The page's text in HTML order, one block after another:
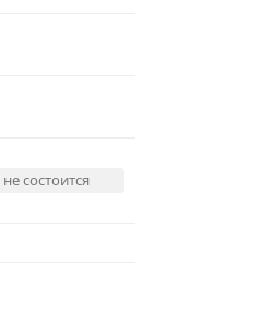
не состоится